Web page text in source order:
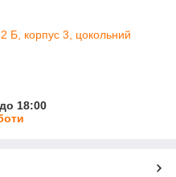
Б, корпус 3, цокольний
18:00